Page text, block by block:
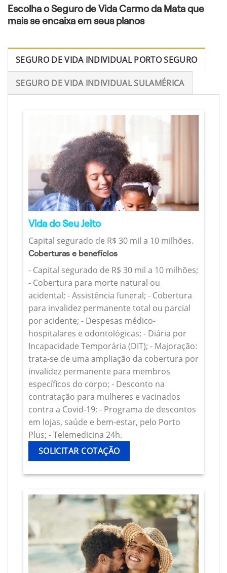
Escolha o Seguro de Vida Carmo da Mata que
mais se encaixa em seus planos
SEGURO DE VIDA INDIVIDUAL PORTO SEGURO
SEGURO DE VIDA INDIVIDUAL SULAMÉRICA
Vida do Seu Jeito
Capital segurado de R$ 30 mil a 10 milhões.
Coberturas e benefícios
- Capital segurado de R$ 30 mil a 10 milhões;
- Cobertura para morte natural ou
acidental; - Assistência funeral; - Cobertura
para invalidez permanente total ou parcial
por acidente; - Despesas médico-
hospitalares e odontológicas; - Diária por
Incapacidade Temporária (DIT); - Majoração:
trata-se de uma ampliação da cobertura por
invalidez permanente para membros
específicos do corpo; - Desconto na
contratação para mulheres e vacinados
contra a Covid-19; - Programa de descontos
em lojas, saúde e bem-estar, pelo Porto
Plus; - Telemedicina 24h.
SOLICITAR COTAÇÃO